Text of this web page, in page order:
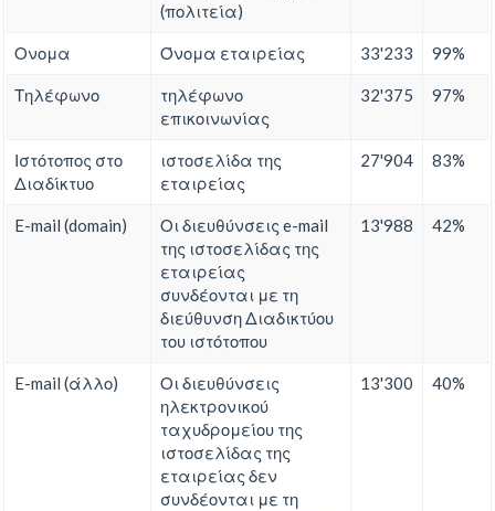
(πολιτεία)
Ονομα Όνομα εταιρείας 33'233 99%
Τηλέφωνο
τηλέφωνο
επικοινωνίας
32'375 97%
Ιστότοπος στο
Διαδίκτυο
ιστοσελίδα της
εταιρείας
27'904 83%
E-mail (domain)
Οι διευθύνσεις e-mail
της ιστοσελίδας της
εταιρείας
συνδέονται με τη
διεύθυνση Διαδικτύου
του ιστότοπου
13'988 42%
E-mail (άλλο)
Οι διευθύνσεις
ηλεκτρονικού
ταχυδρομείου της
ιστοσελίδας της
εταιρείας δεν
συνδέονται με τη
13'300 40%